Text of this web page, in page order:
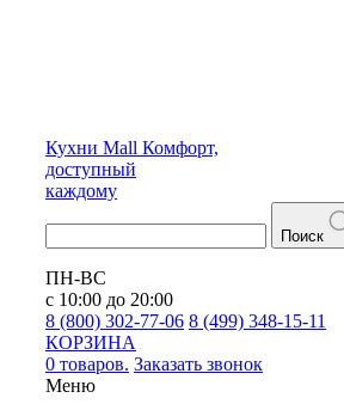
Кухни Mall Комфорт,
доступный
каждому
Поиск
ПН-ВС
с 10:00 до 20:00
8 (800) 302-77-06 8 (499) 348-15-11
КОРЗИНА
0 товаров. Заказать звонок
Меню